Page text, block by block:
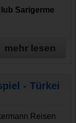
Sarigerme
mehr lesen
- Türkei
Reisen